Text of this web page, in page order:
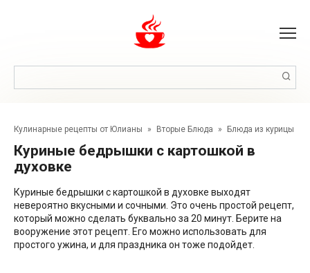
Кулинарные рецепты от Юлианы » Вторые Блюда » Блюда из курицы
Куриные бедрышки с картошкой в
духовке
Куриные бедрышки с картошкой в духовке выходят
невероятно вкусными и сочными. Это очень простой рецепт,
который можно сделать буквально за 20 минут. Берите на
вооружение этот рецепт. Его можно использовать для
простого ужина, и для праздника он тоже подойдет.